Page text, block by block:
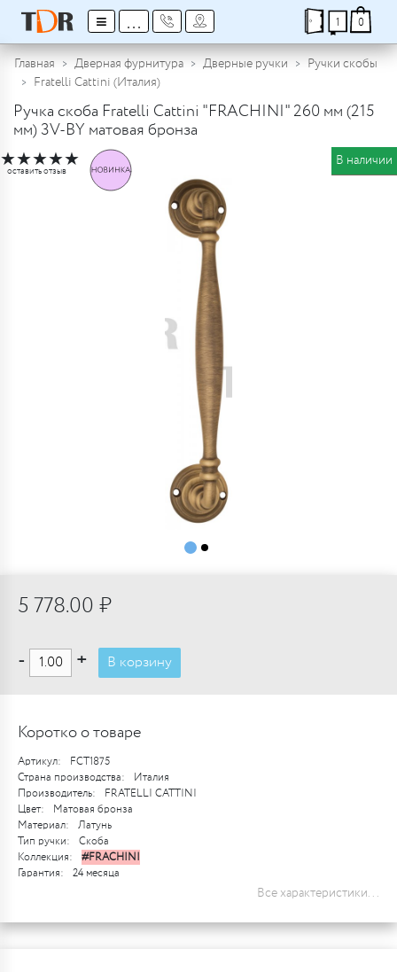
≡ ... 1 0
Главная Дверная фурнитура Дверные ручки
Ручки скобы
Fratelli Cattini (Италия)
Ручка скоба Fratelli Cattini "FRACHINI" 260 мм (215
мм) 3V-BY матовая бронза
★★★★★
оставить отзыв
В наличии
5 778.00 ₽
- + В корзину
Коротко о товаре
Артикул:
FCT1875
Страна производства:
Италия
Производитель:
FRATELLI CATTINI
Цвет:
Матовая бронза
Материал:
Латунь
Тип ручки:
Скоба
Коллекция:
#FRACHINI
Гарантия:
24 месяца
Все характеристики...